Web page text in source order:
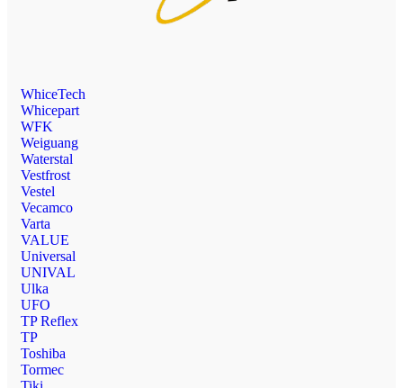
WhiceTech
Whicepart
WFK
Weiguang
Waterstal
Vestfrost
Vestel
Vecamco
Varta
VALUE
Universal
UNIVAL
Ulka
UFO
TP Reflex
TP
Toshiba
Tormec